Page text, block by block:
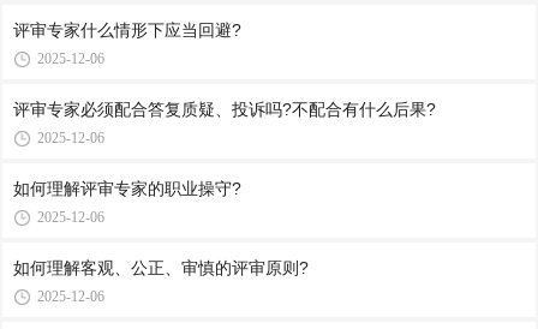
评审专家什么情形下应当回避?
2025-12-06
评审专家必须配合答复质疑、投诉吗?不配合有什么后果?
2025-12-06
如何理解评审专家的职业操守?
2025-12-06
如何理解客观、公正、审慎的评审原则?
2025-12-06